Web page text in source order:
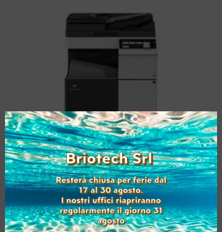
KONICA MINOLTA
BIZHUB 368E USATO A3
(Range: 100000-149999
)